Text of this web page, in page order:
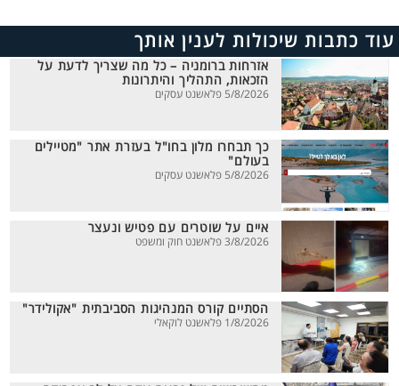
עוד כתבות שיכולות לענין אותך
אזרחות ברומניה – כל מה שצריך לדעת על
הזכאות, התהליך והיתרונות
5/8/2026 פלאשנט עסקים
כך תבחרו מלון בחו"ל בעזרת אתר "מטיילים
בעולם"
5/8/2026 פלאשנט עסקים
איים על שוטרים עם פטיש ונעצר
3/8/2026 פלאשנט חוק ומשפט
הסתיים קורס המנהיגות הסביבתית "אקולידר"
1/8/2026 פלאשנט לוקאלי